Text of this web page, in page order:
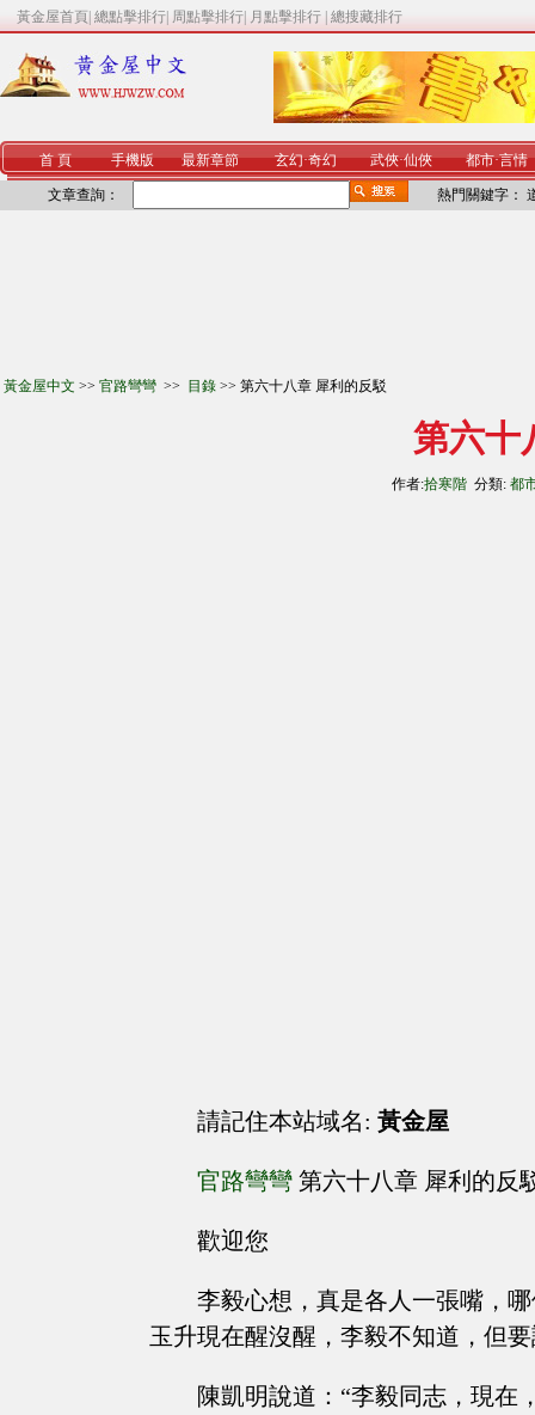
黃金屋首頁 總點擊排行 周點擊排行 月點擊排行 總搜藏排行
首 頁 手機版 最新章節 玄幻·奇幻 武俠·仙俠 都市·言情
文章查詢： 熱門關鍵字：
黃金屋中文 >> 官路彎彎 >> 目錄 >> 第六十八章 犀利的反駁
第六十
作者:拾寒階 分類: 都
請記住本站域名: 黃金屋
官路彎彎 第六十八章 犀利的反
歡迎您
李毅心想，真是各人一張嘴，
玉升現在醒沒醒，李毅不知道，但
陳凱明說道：“李毅同志，現在